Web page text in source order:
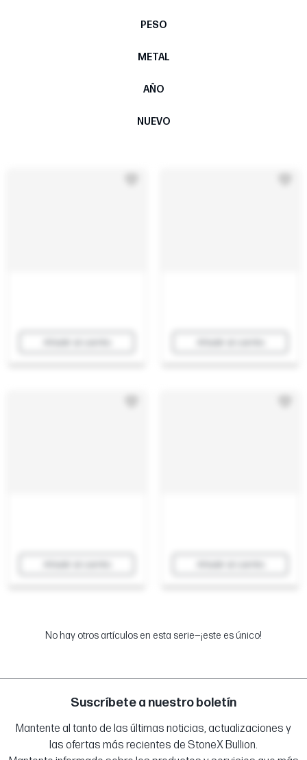
PESO
METAL
AÑO
NUEVO
No hay otros artículos en esta serie—¡este es único!
Suscríbete a nuestro boletín
Mantente al tanto de las últimas noticias, actualizaciones y
las ofertas más recientes de StoneX Bullion.